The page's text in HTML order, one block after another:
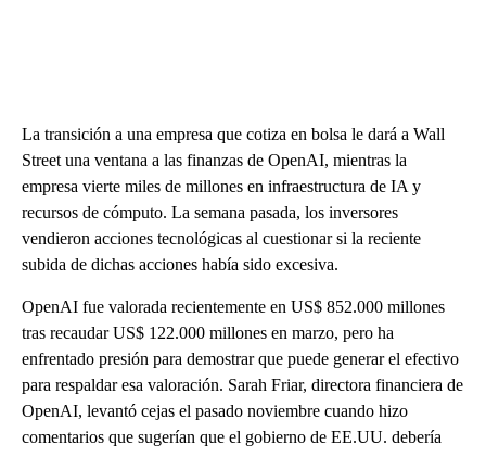
La transición a una empresa que cotiza en bolsa le dará a Wall
Street una ventana a las finanzas de OpenAI, mientras la
empresa vierte miles de millones en infraestructura de IA y
recursos de cómputo. La semana pasada, los inversores
vendieron acciones tecnológicas al cuestionar si la reciente
subida de dichas acciones había sido excesiva.
OpenAI fue valorada recientemente en US$ 852.000 millones
tras recaudar US$ 122.000 millones en marzo, pero ha
enfrentado presión para demostrar que puede generar el efectivo
para respaldar esa valoración. Sarah Friar, directora financiera de
OpenAI, levantó cejas el pasado noviembre cuando hizo
comentarios que sugerían que el gobierno de EE.UU. debería